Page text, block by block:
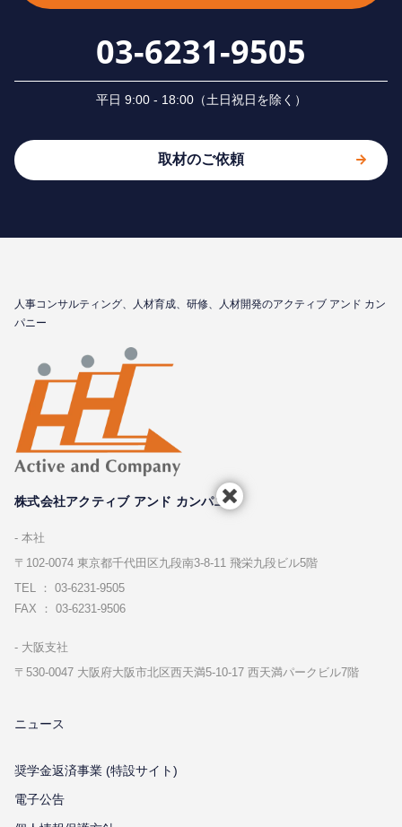
03-6231-9505
平⽇ 9:00 - 18:00（⼟⽇祝⽇を除く）
取材のご依頼
⼈事コンサルティング、⼈材育成、研修、⼈材開発のアクティブ アンド カン
パニー
株式会社アクティブ アンド カンパニー
本社
〒102-0074 東京都千代⽥区九段南3-8-11 飛栄九段ビル5階
TEL ： 03-6231-9505
FAX ： 03-6231-9506
⼤阪⽀社
〒530-0047 ⼤阪府⼤阪市北区⻄天満5-10-17 ⻄天満パークビル7階
ニュース
奨学金返済事業 (特設サイト)
電子公告